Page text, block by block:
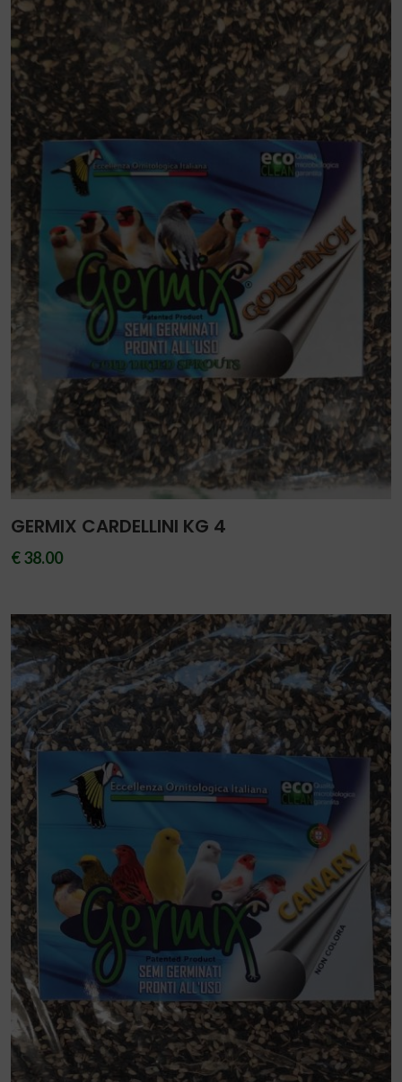
GERMIX CARDELLINI KG 4
€ 38.00